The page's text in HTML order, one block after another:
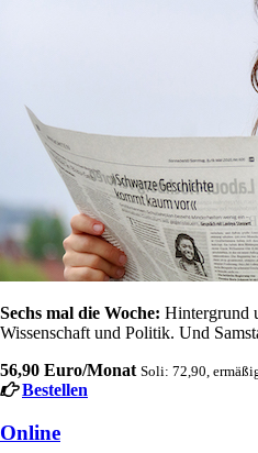
Sechs mal die Woche: Hintergrund
Wissenschaft und Politik. Und
56,90 Euro/Monat Soli: 72,90,
Bestellen
Online